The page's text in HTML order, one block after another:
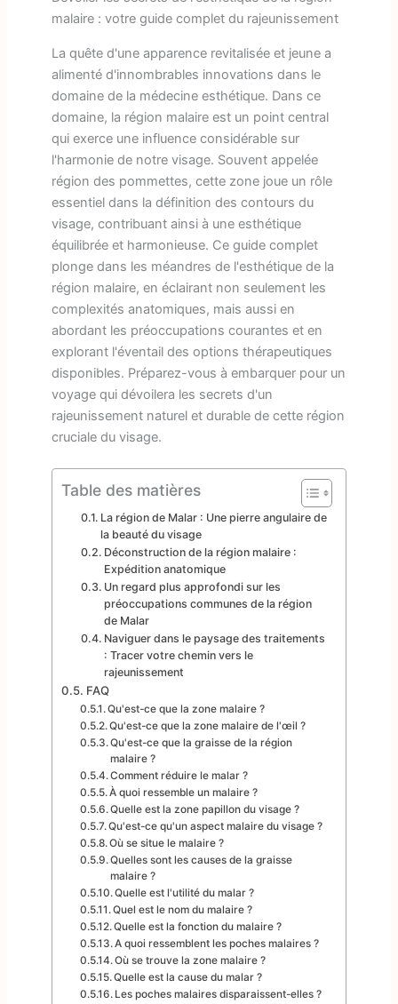
malaire : votre guide complet du rajeunissement
La quête d'une apparence revitalisée et jeune a
alimenté d'innombrables innovations dans le
domaine de la médecine esthétique. Dans ce
domaine, la région malaire est un point central
qui exerce une influence considérable sur
l'harmonie de notre visage. Souvent appelée
région des pommettes, cette zone joue un rôle
essentiel dans la définition des contours du
visage, contribuant ainsi à une esthétique
équilibrée et harmonieuse. Ce guide complet
plonge dans les méandres de l'esthétique de la
région malaire, en éclairant non seulement les
complexités anatomiques, mais aussi en
abordant les préoccupations courantes et en
explorant l'éventail des options thérapeutiques
disponibles. Préparez-vous à embarquer pour un
voyage qui dévoilera les secrets d'un
rajeunissement naturel et durable de cette région
cruciale du visage.
Table des matières
La région de Malar : Une pierre angulaire de
la beauté du visage
Déconstruction de la région malaire :
Expédition anatomique
Un regard plus approfondi sur les
préoccupations communes de la région
de Malar
Naviguer dans le paysage des traitements
: Tracer votre chemin vers le
rajeunissement
FAQ
Qu'est-ce que la zone malaire ?
Qu'est-ce que la zone malaire de l'œil ?
Qu'est-ce que la graisse de la région
malaire ?
Comment réduire le malar ?
À quoi ressemble un malaire ?
Quelle est la zone papillon du visage ?
Qu'est-ce qu'un aspect malaire du visage ?
Où se situe le malaire ?
Quelles sont les causes de la graisse
malaire ?
Quelle est l'utilité du malar ?
Quel est le nom du malaire ?
Quelle est la fonction du malaire ?
A quoi ressemblent les poches malaires ?
Où se trouve la zone malaire ?
Quelle est la cause du malar ?
Les poches malaires disparaissent-elles ?